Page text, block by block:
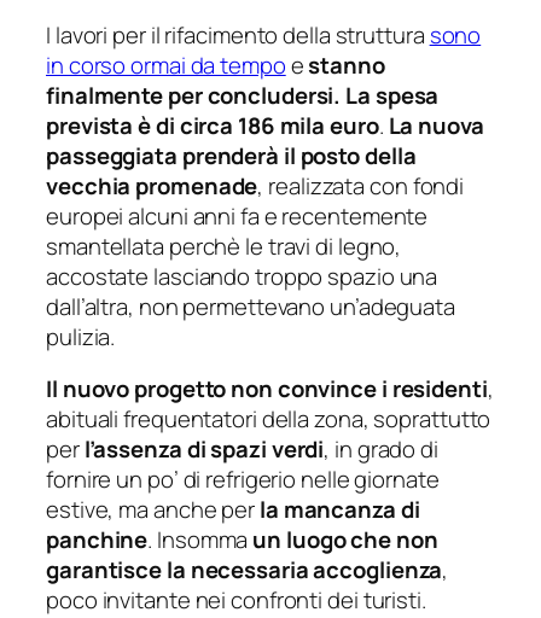
I lavori per il rifacimento della struttura sono
in corso ormai da tempoestanno
finalmente per concludersi. La spesa
prevista è di circa 186 mila euro. La nuova
passeggiata prenderà il posto della
vecchia promenade, realizzata con fondi
europei alcuni anni fa e recentemente
smantellata perchè le travi di legno,
accostate lasciando troppo spazio una
dall’altra, non permettevano un’adeguata
pulizia.
Il nuovo progetto non convince i residenti,
abituali frequentatori della zona, soprattutto
perl’assenza di spazi verdi, in grado di
fornire un po’ di refrigerio nelle giornate
estive, ma anche perla mancanza di
panchine. Insomma un luogo che non
garantisce la necessaria accoglienza,
poco invitante nei confronti dei turisti.